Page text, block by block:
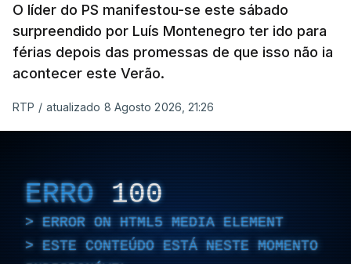
O líder do PS manifestou-se este sábado
surpreendido por Luís Montenegro ter ido para
férias depois das promessas de que isso não ia
acontecer este Verão.
RTP / atualizado 8 Agosto 2026, 21:26
ERRO 100
ERROR ON HTML5 MEDIA ELEMENT
ESTE CONTEÚDO ESTÁ NESTE MOMENTO